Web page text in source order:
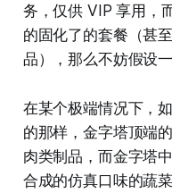
务，仅供 VIP 享用，
的固化了的套餐（甚
品），那么不妨假设
在某个极端情况下，
的那样，金字塔顶端
肉类制品，而金字塔
合成的仿真口味的蔬